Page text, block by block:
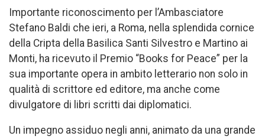
Importante riconoscimento per l’Ambasciatore
Stefano Baldi che ieri, a Roma, nella splendida cornice
della Cripta della Basilica Santi Silvestro e Martino ai
Monti, ha ricevuto il Premio “Books for Peace” per la
sua importante opera in ambito letterario non solo in
qualità di scrittore ed editore, ma anche come
divulgatore di libri scritti dai diplomatici.
Un impegno assiduo negli anni, animato da una grande